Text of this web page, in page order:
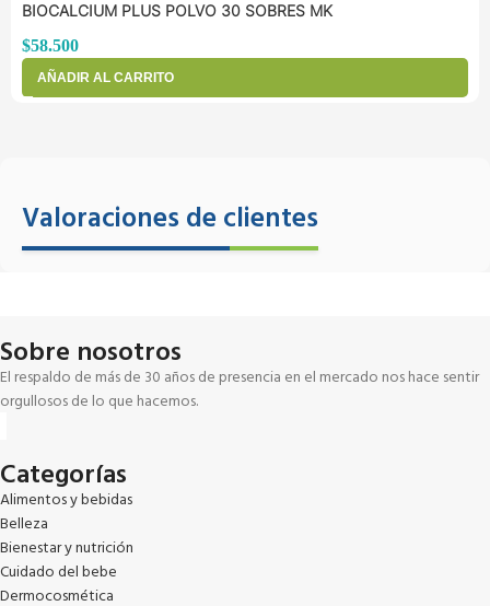
BIOCALCIUM PLUS POLVO 30 SOBRES MK
$58.500
AÑADIR AL CARRITO
Valoraciones de clientes
Sobre nosotros
El respaldo de más de 30 años de presencia en el mercado nos hace sentir
orgullosos de lo que hacemos.
Categorías
Alimentos y bebidas
Belleza
Bienestar y nutrición
Cuidado del bebe
Dermocosmética